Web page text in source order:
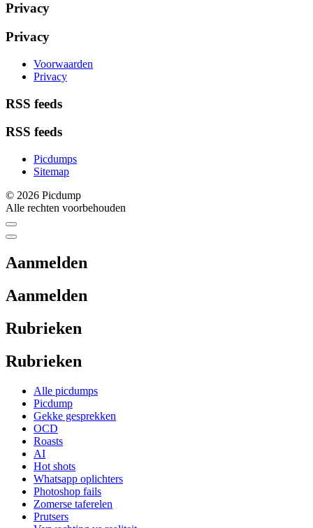
Privacy
Privacy
Voorwaarden
Privacy
RSS feeds
RSS feeds
Picdumps
Sitemap
© 2026 Picdump
Alle rechten voorbehouden
Aanmelden
Aanmelden
Rubrieken
Rubrieken
Alle picdumps
Picdump
Gekke gesprekken
OCD
Roasts
AI
Hot shots
Whatsapp oplichters
Photoshop fails
Zomerse taferelen
Prutsers